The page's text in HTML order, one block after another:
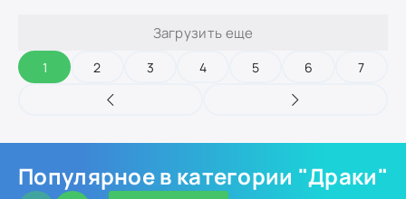
Загрузить еще
1 2 3 4 5 6 7
Популярное в категории "Драки"